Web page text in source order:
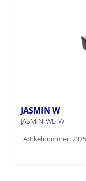
JASMIN W
JASMIN WE-W
Artikelnummer: